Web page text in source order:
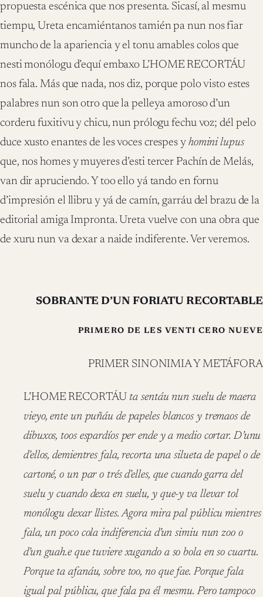
propuesta escénica que nos presenta. Sicasí, al mesmu
tiempu, Ureta encamiéntanos tamién pa nun nos fiar
muncho de la apariencia y el tonu amables colos que
nesti monólogu d’equí embaxo L’HOME RECORTÁU
nos fala. Más que nada, nos diz, porque polo visto estes
palabres nun son otro que la pelleya amoroso d’un
corderu fuxitivu y chicu, nun prólogu fechu voz; dél pelo
duce xusto enantes de les voces crespes y homini lupus
que, nos homes y muyeres d’esti tercer Pachín de Melás,
van dir apruciendo. Y too ello yá tando en fornu
d’impresión el llibru y yá de camín, garráu del brazu de la
editorial amiga Impronta. Ureta vuelve con una obra que
de xuru nun va dexar a naide indiferente. Ver veremos.
SOBRANTE D’UN FORIATU RECORTABLE
PRIMERO DE LES VENTI CERO NUEVE
PRIMER SINONIMIA Y METÁFORA
L’HOME RECORTÁU ta sentáu nun suelu de maera
vieyo, ente un puñáu de papeles blancos y tremaos de
dibuxos, toos espardíos per ende y a medio cortar. D’unu
d’ellos, demientres fala, recorta una silueta de papel o de
cartoné, o un par o trés d’elles, que cuando garra del
suelu y cuando dexa en suelu, y que-y va llevar tol
monólogu dexar llistes. Agora mira pal públicu mientres
fala, un poco cola indiferencia d’un simiu nun zoo o
d’un guah.e que tuviere xugando a so bola en so cuartu.
Porque ta afanáu, sobre too, no que fae. Porque fala
igual pal públicu, que fala pa él mesmu. Pero tampoco